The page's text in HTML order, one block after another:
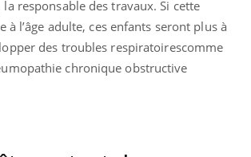
la responsable des travaux. Si cette
à l’âge adulte, ces enfants seront plus à
des troubles respiratoirescomme
chronique obstructive